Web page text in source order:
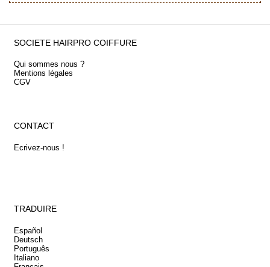
SOCIETE HAIRPRO COIFFURE
Qui sommes nous ?
Mentions légales
CGV
CONTACT
Ecrivez-nous !
TRADUIRE
Español
Deutsch
Português
Italiano